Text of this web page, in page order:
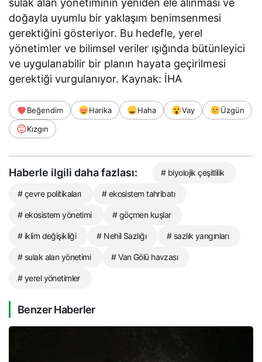
doğayla uyumlu bir yaklaşım benimsenmesi
gerektiğini gösteriyor. Bu hedefle, yerel
yönetimler ve bilimsel veriler ışığında bütünleyici
ve uygulanabilir bir planın hayata geçirilmesi
gerektiği vurgulanıyor. Kaynak: İHA
Beğendim Harika Haha Vay
Üzgün
Kızgın
Haberle ilgili daha fazlası: # biyolojik çeşitlilik
# çevre politikaları # ekosistem tahribatı
# ekosistem yönetimi # göçmen kuşlar
# iklim değişikliği # Nehil Sazlığı # sazlık yangınları
# sulak alan yönetimi # Van Gölü havzası
# yerel yönetimler
Benzer Haberler